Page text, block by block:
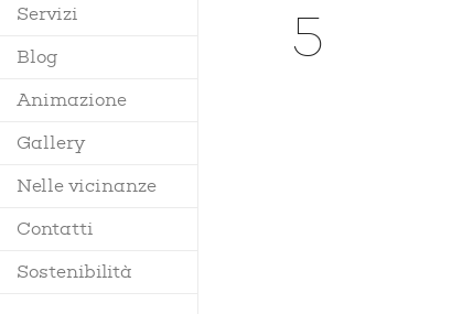
Villa
Mobile Home
Bungalow
Glamping
Servizi
Blog
Animazione
Gallery
Nelle vicinanze
Contatti
Richiedi Info
Dove siamo
Mappa
Regolamento
Sostenibilità
5